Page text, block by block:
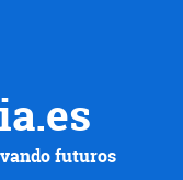
futuros